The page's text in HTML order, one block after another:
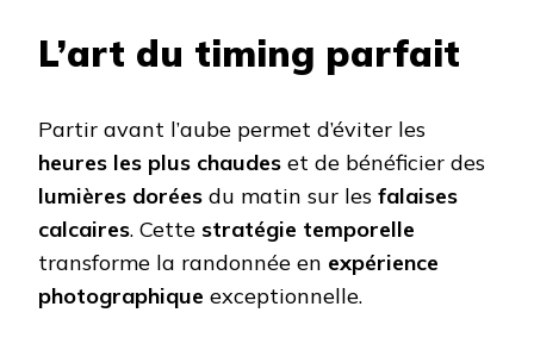
L’art du timing parfait
Partir avant l’aube permet d’éviter les
heures les plus chaudes et de bénéficier des
lumières dorées du matin sur les falaises
calcaires. Cette stratégie temporelle
transforme la randonnée en expérience
photographique exceptionnelle.